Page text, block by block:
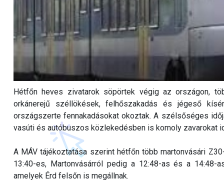
Hétfőn heves zivatarok söpörtek végig az országon,
orkánerejű széllökések, felhőszakadás és jégeső
országszerte fennakadásokat okoztak. A szélsőséges
vasúti és autóbuszos közlekedésben is komoly zavarokat
A MÁV tájékoztatása szerint hétfőn több martonvásári
13:40-es, Martonvásárról pedig a 12:48-as és a 14:48-
amelyek Érd felsőn is megállnak.